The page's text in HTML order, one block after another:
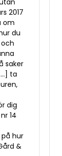
2017
om
du
saker
ta
dig
14
på hur
&